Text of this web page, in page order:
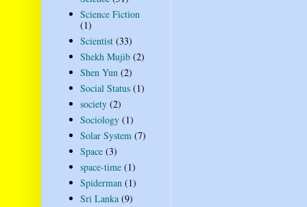
Science Fiction
(1)
Scientist (33)
Shekh Mujib (2)
Shen Yun (2)
Social Status (1)
society (2)
Sociology (1)
Solar System (7)
Space (3)
space-time (1)
Spiderman (1)
Sri Lanka (9)